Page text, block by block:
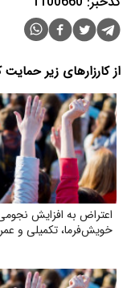
از کارزارهای زیر حمایت
اعتراض به افزایش
خویش‌فرما، تکمیلی و عمر